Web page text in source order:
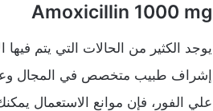
Amoxicillin 1000 mg
يوجد الكثير من الحالات التي يتم
إشراف طبيب متخصص في المجال
علي الفور، فإن موانع الاستعمال